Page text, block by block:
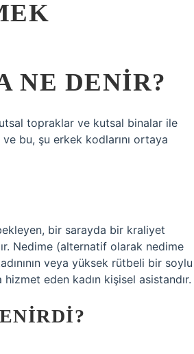
NE DENIR?
topraklar ve kutsal binalar ile
bu, şu erkek kodlarını ortaya
bir sarayda bir kraliyet
Nedime (alternatif olarak nedime
veya yüksek rütbeli bir soylu
hizmet eden kadın kişisel asistandır.